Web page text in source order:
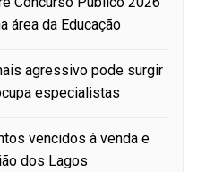
área da Educação
agressivo pode surgir
especialistas
vencidos à venda e
dos Lagos